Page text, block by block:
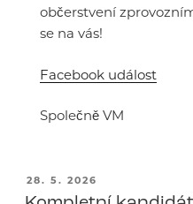
občerstvení
se na vás!
Facebook událost
Společně VM
PUBLIKOVÁNO
28. 5. 2026